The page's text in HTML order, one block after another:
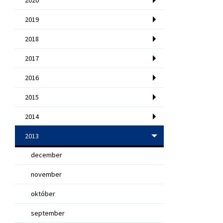
2019
2018
2017
2016
2015
2014
2013
december
november
október
september